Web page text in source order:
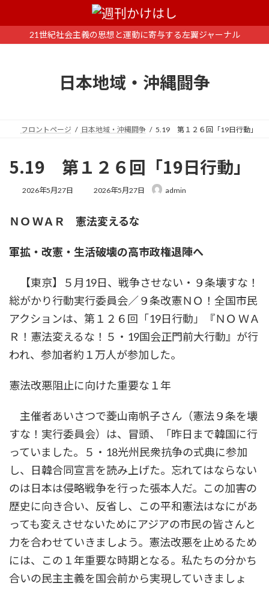
ン
ー
21世紀社会主義の思想と運動に寄与する左翼ジャーナル
日本地域・沖縄闘争
フロントページ 日本地域・沖縄闘争 5.19 第１２６回「19日行動」
5.19 第１２６回「19日行動」
2026年5月27日
最
新
:
2026年5月27日 admin
ＮＯ ＷＡＲ 憲法変えるな
軍拡・改憲・生活破壊の高市政権退陣へ
【東京】５月19日、戦争させない・９条壊すな！
総がかり行動実行委員会／９条改憲ＮＯ！全国市民
アクションは、第１２６回「19日行動」『ＮＯ ＷＡ
Ｒ！憲法変えるな！５・19国会正門前大行動』が行
われ、参加者約１万人が参加した。
憲法改悪阻止に向けた重要な１年
主催者あいさつで菱山南帆子さん（憲法９条を壊
すな！実行委員会）は、冒頭、「昨日まで韓国に行
っていました。５・18光州民衆抗争の式典に参加
し、日韓合同宣言を読み上げた。忘れてはならない
のは日本は侵略戦争を行った張本人だ。この加害の
歴史に向き合い、反省し、この平和憲法はなにがあ
っても変えさせないためにアジアの市民の皆さんと
力を合わせていきましよう。憲法改悪を止めるため
には、この１年重要な時期となる。私たちの分かち
合いの民主主義を国会前から実現していきましょ